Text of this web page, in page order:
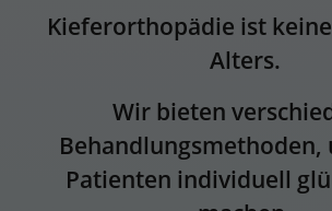
Kieferorthopädie ist
Alters.
Wir bieten
Behandlungsmethoden,
Patienten individuell